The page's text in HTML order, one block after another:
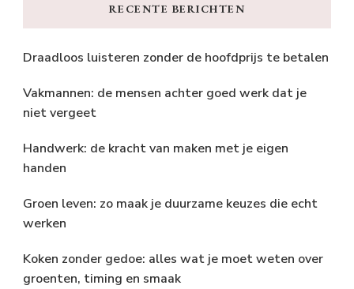
RECENTE BERICHTEN
Draadloos luisteren zonder de hoofdprijs te betalen
Vakmannen: de mensen achter goed werk dat je
niet vergeet
Handwerk: de kracht van maken met je eigen
handen
Groen leven: zo maak je duurzame keuzes die echt
werken
Koken zonder gedoe: alles wat je moet weten over
groenten, timing en smaak